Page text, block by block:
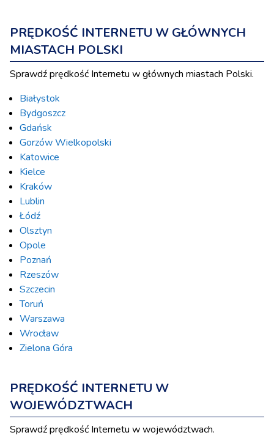
PRĘDKOŚĆ INTERNETU W GŁÓWNYCH
MIASTACH POLSKI
Sprawdź prędkość Internetu w głównych miastach Polski.
Białystok
Bydgoszcz
Gdańsk
Gorzów Wielkopolski
Katowice
Kielce
Kraków
Lublin
Łódź
Olsztyn
Opole
Poznań
Rzeszów
Szczecin
Toruń
Warszawa
Wrocław
Zielona Góra
PRĘDKOŚĆ INTERNETU W
WOJEWÓDZTWACH
Sprawdź prędkość Internetu w województwach.